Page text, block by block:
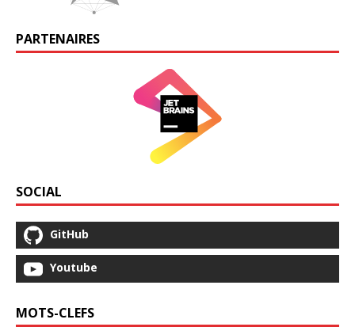
PARTENAIRES
SOCIAL
GitHub
Youtube
MOTS-CLEFS